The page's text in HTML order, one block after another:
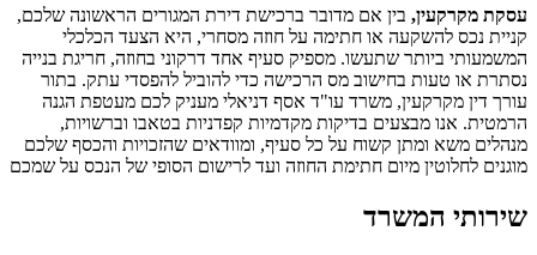
עסקת מקרקעין, בין אם מדובר ברכישת דירת המגורים הראשונה שלכם,
קניית נכס להשקעה או חתימה על חוזה מסחרי, היא הצעד הכלכלי
המשמעותי ביותר שתעשו. מספיק סעיף אחד דרקוני בחוזה, חריגת בנייה
נסתרת או טעות בחישוב מס הרכישה כדי להוביל להפסדי עתק. בתור
עורך דין מקרקעין, משרד עו"ד אסף דניאלי מעניק לכם מעטפת הגנה
הרמטית. אנו מבצעים בדיקות מקדמיות קפדניות בטאבו וברשויות,
מנהלים משא ומתן קשוח על כל סעיף, ומוודאים שהזכויות והכסף שלכם
מוגנים לחלוטין מיום חתימת החוזה ועד לרישום הסופי של הנכס על שמכם
שירותי המשרד